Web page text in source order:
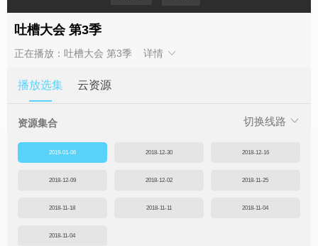
吐槽大会 第3季
正在播放：吐槽大会 第3季 详情
播放选集 云资源
切换线路
资源集合
2019-01-06 2018-12-30 2018-12-16
2018-12-09 2018-12-02 2018-11-25
2018-11-18 2018-11-11 2018-11-04
2018-11-04